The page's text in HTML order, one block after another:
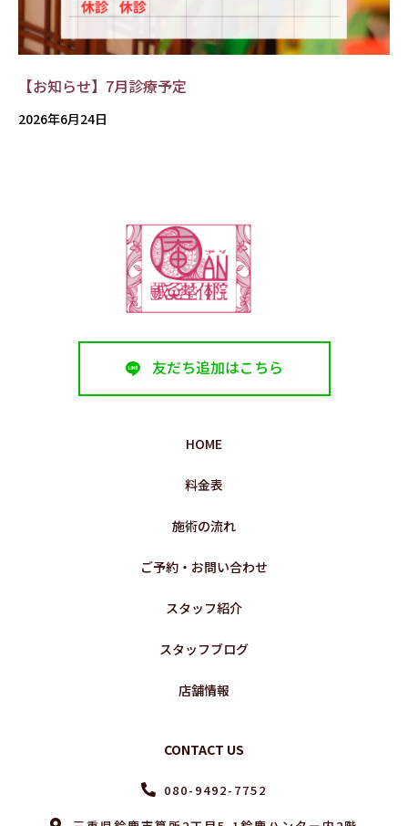
【お知らせ】7月診療予定
2026年6月24日
友だち追加はこちら
HOME
料金表
施術の流れ
ご予約・お問い合わせ
スタッフ紹介
スタッフブログ
店舗情報
CONTACT US
080-9492-7752